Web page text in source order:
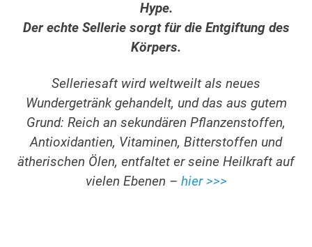
Hype.
Der echte Sellerie sorgt für die Entgiftung des
Körpers.
Selleriesaft wird weltweilt als neues
Wundergetränk gehandelt, und das aus gutem
Grund: Reich an sekundären Pflanzenstoffen,
Antioxidantien, Vitaminen, Bitterstoffen und
ätherischen Ölen, entfaltet er seine Heilkraft auf
vielen Ebenen – hier >>>